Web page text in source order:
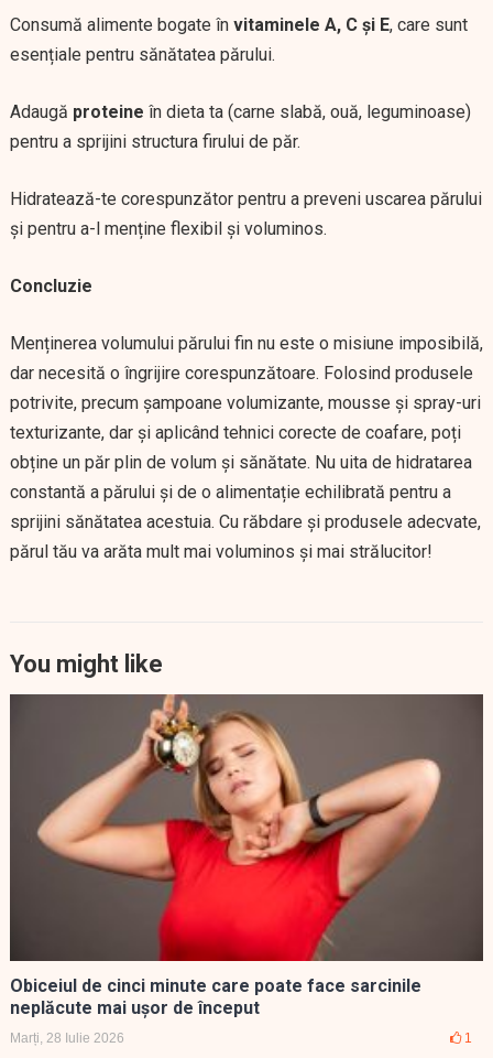
Consumă alimente bogate în vitaminele A, C și E, care sunt
esențiale pentru sănătatea părului.
Adaugă proteine în dieta ta (carne slabă, ouă, leguminoase)
pentru a sprijini structura firului de păr.
Hidratează-te corespunzător pentru a preveni uscarea părului
și pentru a-l menține flexibil și voluminos.
Concluzie
Menținerea volumului părului fin nu este o misiune imposibilă,
dar necesită o îngrijire corespunzătoare. Folosind produsele
potrivite, precum șampoane volumizante, mousse și spray-uri
texturizante, dar și aplicând tehnici corecte de coafare, poți
obține un păr plin de volum și sănătate. Nu uita de hidratarea
constantă a părului și de o alimentație echilibrată pentru a
sprijini sănătatea acestuia. Cu răbdare și produsele adecvate,
părul tău va arăta mult mai voluminos și mai strălucitor!
You might like
Obiceiul de cinci minute care poate face sarcinile
neplăcute mai ușor de început
Marți, 28 Iulie 2026 1